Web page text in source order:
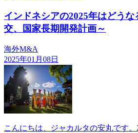
インドネシアの2025年はどう
交、国家長期開発計画～
海外M&A
2025年01月08日
こんにちは、ジャカルタの安丸です